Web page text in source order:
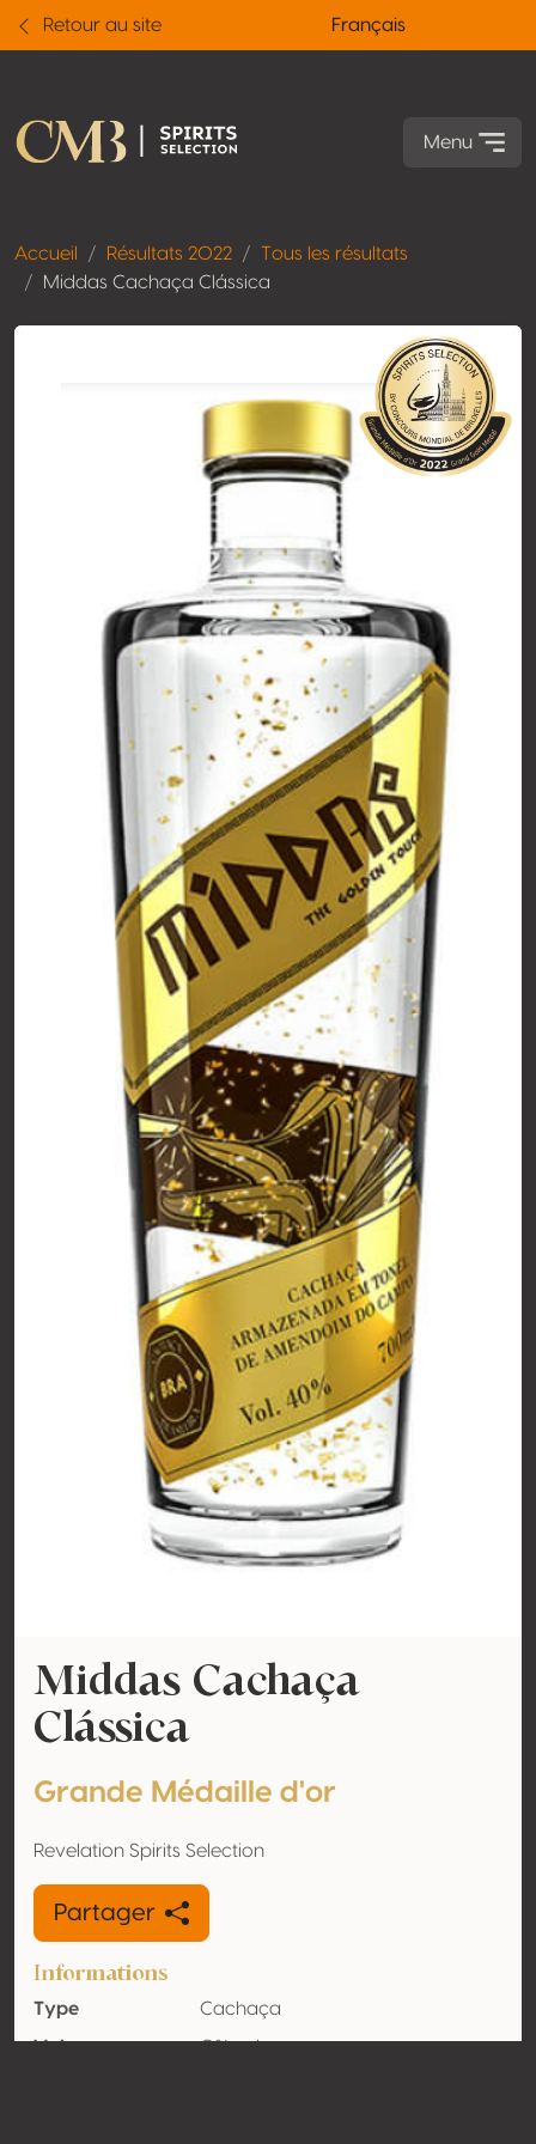
Retour au site Français
Menu
Accueil Résultats 2022
Tous les résultats
Middas Cachaça Clássica
Middas Cachaça
Clássica
Grande Médaille d'or
Revelation Spirits Selection
Partager
Informations
Type
Cachaça
Volume
0% vol